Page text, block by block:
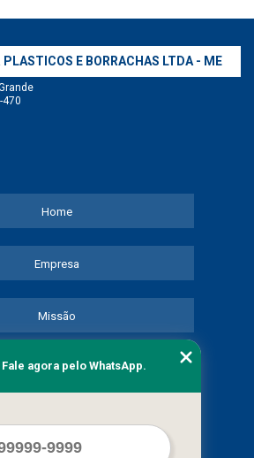
E BORRACHAS LTDA - ME
470
Home
Empresa
Missão
Serviços
Fale agora pelo WhatsApp.